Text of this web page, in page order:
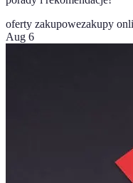
oferty zakupowezakupy
Aug 6